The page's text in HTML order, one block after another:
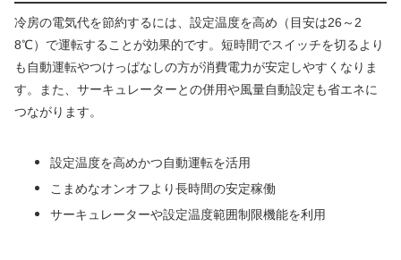
冷房の電気代を節約するには、設定温度を高め（目安は26～2
8℃）で運転することが効果的です。短時間でスイッチを切るより
も自動運転やつけっぱなしの方が消費電力が安定しやすくなりま
す。また、サーキュレーターとの併用や風量自動設定も省エネに
つながります。
設定温度を高めかつ自動運転を活用
こまめなオンオフより長時間の安定稼働
サーキュレーターや設定温度範囲制限機能を利用